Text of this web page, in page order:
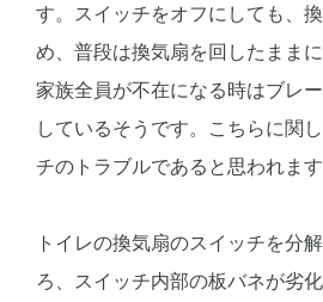
す。スイッチをオフにしても、
め、普段は換気扇を回したまま
家族全員が不在になる時はブレ
しているそうです。こちらに関
チのトラブルであると思われます
トイレの換気扇のスイッチを分
ろ、スイッチ内部の板バネが劣